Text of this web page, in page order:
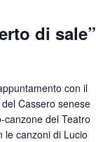
di sale”
con il
Cassero senese
canzone del Teatro
le canzoni di Lucio